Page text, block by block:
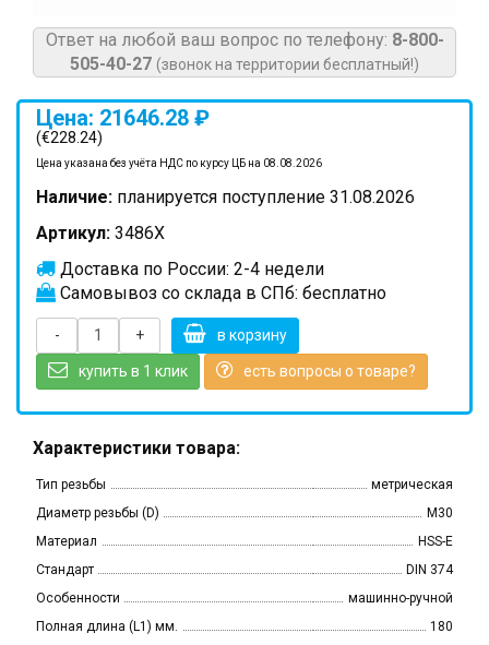
Ответ на любой ваш вопрос по телефону: 8-800-
505-40-27 (звонок на территории бесплатный!)
Цена: 21646.28 ₽
(€228.24)
Цена указана без учёта НДС по курсу ЦБ на 08.08.2026
Наличие: планируется поступление 31.08.2026
Артикул: 3486X
Доставка по России: 2-4 недели
Самовывоз со склада в СПб: бесплатно
- + в корзину
купить в 1 клик есть вопросы о товаре?
Характеристики товара:
Тип резьбы
метрическая
Диаметр резьбы (D)
M30
Материал
HSS-E
Стандарт
DIN 374
Особенности
машинно-ручной
Полная длина (L1) мм.
180